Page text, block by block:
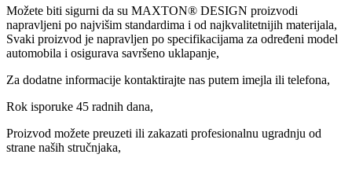
Možete biti sigurni da su MAXTON® DESIGN proizvodi
napravljeni po najvišim standardima i od najkvalitetnijih materijala,
Svaki proizvod je napravljen po specifikacijama za određeni model
automobila i osigurava savršeno uklapanje,
Za dodatne informacije kontaktirajte nas putem imejla ili telefona,
Rok isporuke 45 radnih dana,
Proizvod možete preuzeti ili zakazati profesionalnu ugradnju od
strane naših stručnjaka,